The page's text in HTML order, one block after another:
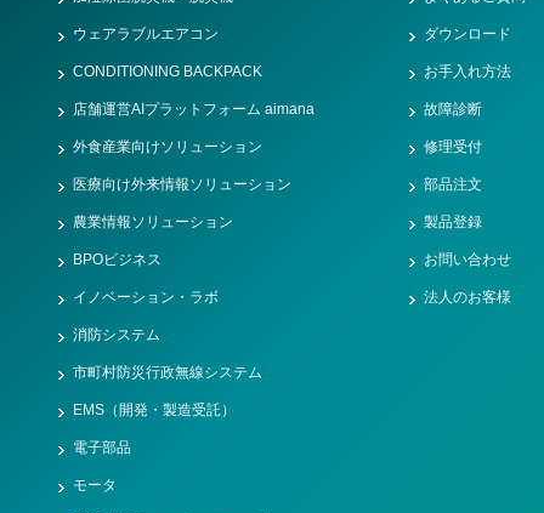
ウェアラブルエアコン
CONDITIONING BACKPACK
店舗運営AIプラットフォーム aimana
外食産業向けソリューション
医療向け外来情報ソリューション
農業情報ソリューション
BPOビジネス
イノベーション・ラボ
消防システム
市町村防災行政無線システム
EMS（開発・製造受託）
電子部品
モータ
ダウンロード
お手入れ方法
故障診断
修理受付
部品注文
製品登録
お問い合わせ
法人のお客様